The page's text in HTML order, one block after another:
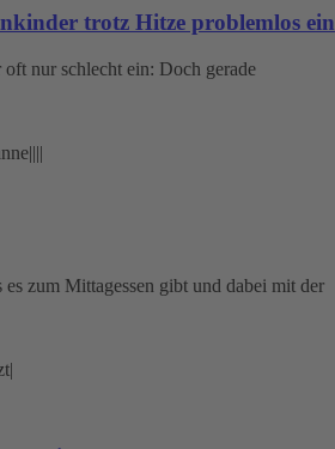
trotz Hitze problemlos ein
nur schlecht ein: Doch gerade
zum Mittagessen gibt und dabei mit der